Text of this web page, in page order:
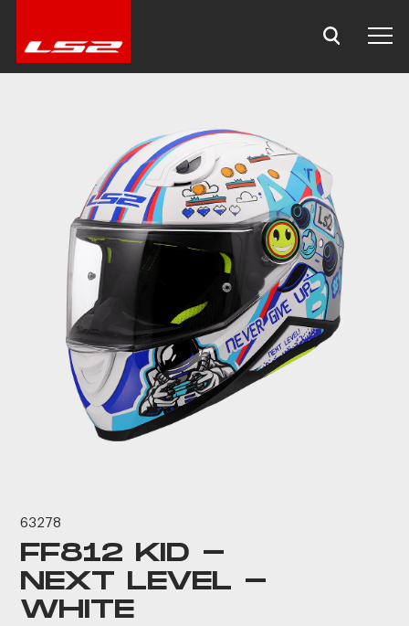
63278
FF812 KID -
NEXT LEVEL -
WHITE